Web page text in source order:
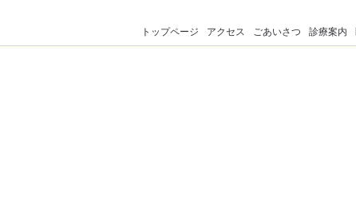
トップページ アクセス ごあいさつ 診療案内